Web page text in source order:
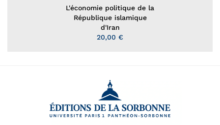
L'économie politique de la
République islamique
d'Iran
20,00 €